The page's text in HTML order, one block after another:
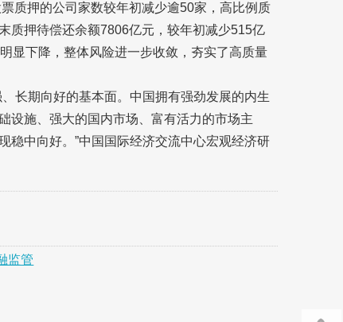
质押的公司家数较年初减少逾50家，高比例质
质押待偿还余额7806亿元，较年初减少515亿
显下降，整体风险进一步收敛，夯实了高质量
长期向好的基本面。中国拥有强劲发展的内生
设施、强大的国内市场、富有活力的市场主
稳中向好。”中国国际经济交流中心宏观经济研
监管